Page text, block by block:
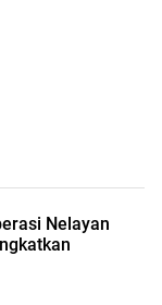
Nelayan